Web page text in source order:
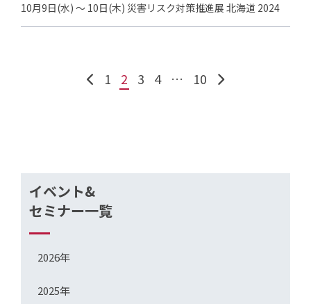
イベント&
セミナー一覧
2026年
2025年
10月9日(水) ～ 10日(木) 災害リスク対策推進展 北海道 2024
1 2 3 4 … 10